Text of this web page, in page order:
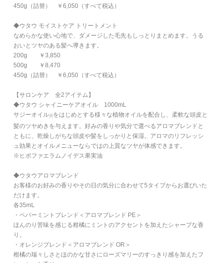
450g（詰替） ￥6,050（すべて税込）
◆ウタウ モイストケア トリートメント
なめらかな使い心地で、ダメージした毛先もしっとりまとめます。うる
おいとツヤのある髪へ導きます。
200g ￥3,850
500g ￥8,470
450g（詰替） ￥6,050（すべて税込）
【サロンケア 全2アイテム】
◆ウタウ シャイニーケアオイル 1000mL
サジーオイル※をはじめとする様々な植物オイルを配合し、柔軟な頭皮と
髪のツヤめきを与えます。好みの香りや気分で選べるアロマブレンドと
ともに、乾燥しがちな頭皮や髪をしっかりと保湿。アロマのリフレッシ
ュ効果とオイルメニューならではの上質なツヤが体感できます。
※ヒポファエラムノイデス果実油
◆ウタウアロマブレンド
お客様のお好みの香りやその日の気分に合わせて5タイプからお選びいた
だけます。
各35mL
・ ペパーミントブレンド＜アロマブレンド PE＞
ほんのり苦味を感じる柑橘にミントのアクセントを加えたシャープな香
り。
・オレンジブレンド＜アロマブレンド OR＞
柑橘の瑞々しさとほのかな甘さにローズマリーのすっきり感を加えたフ